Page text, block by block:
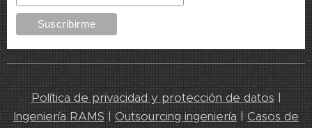
Política de privacidad y protección de datos |
Ingeniería RAMS | Outsourcing ingeniería | Casos de